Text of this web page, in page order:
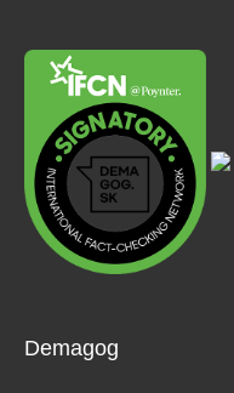
Demagog